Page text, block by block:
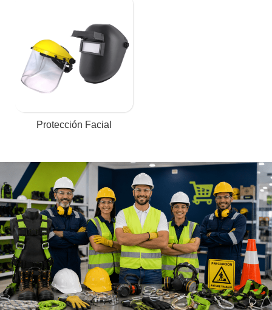
Protección Facial